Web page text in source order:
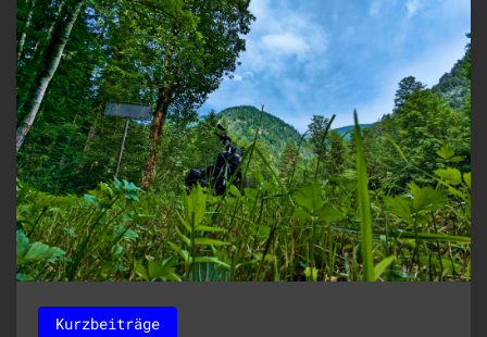
Kurzbeiträge